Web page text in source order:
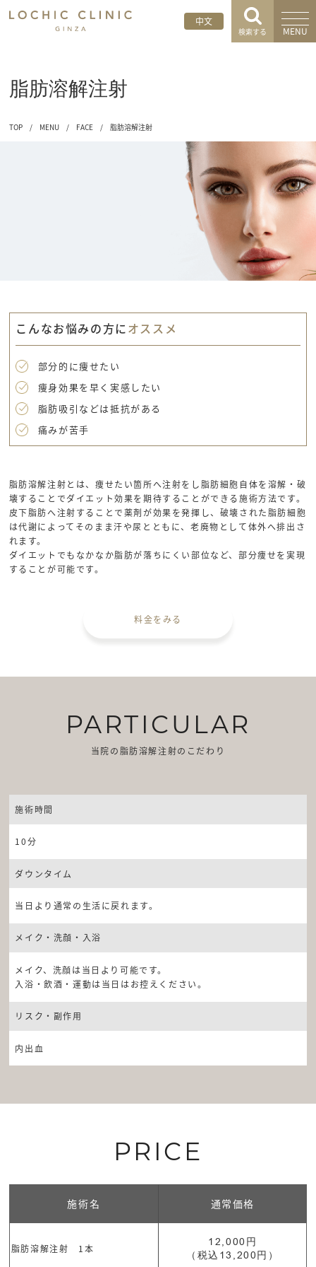
中文
検索する MENU
脂肪溶解注射
TOP / MENU / FACE / 脂肪溶解注射
こんなお悩みの方にオススメ
部分的に痩せたい
痩身効果を早く実感したい
脂肪吸引などは抵抗がある
痛みが苦手
脂肪溶解注射とは、痩せたい箇所へ注射をし脂肪細胞自体を溶解・破
壊することでダイエット効果を期待することができる施術方法です。
皮下脂肪へ注射することで薬剤が効果を発揮し、破壊された脂肪細胞
は代謝によってそのまま汗や尿とともに、老廃物として体外へ排出さ
れます。
ダイエットでもなかなか脂肪が落ちにくい部位など、部分痩せを実現
することが可能です。
料金をみる
PARTICULAR
当院の脂肪溶解注射のこだわり
施術時間
10分
ダウンタイム
当日より通常の生活に戻れます。
メイク・洗顔・入浴
メイク、洗顔は当日より可能です。
入浴・飲酒・運動は当日はお控えください。
リスク・副作用
内出血
PRICE
施術名 通常価格
脂肪溶解注射 1本
12,000円
（税込13,200円）